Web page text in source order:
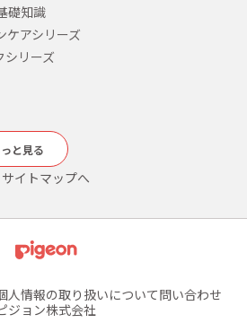
礎知識
ケアシリーズ
シリーズ
と見る
サイトマップへ
人情報の取り扱いについて問い合わせ
ジョン株式会社